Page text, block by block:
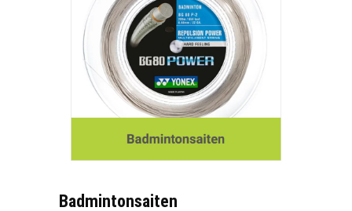
Badmintonsaiten